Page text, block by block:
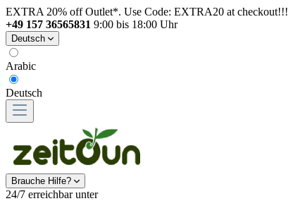
EXTRA 20% off Outlet*. Use Code: EXTRA20 at checkout!!!
+49 157 36565831 9:00 bis 18:00 Uhr
Deutsch
Arabic
Deutsch
Brauche Hilfe?
24/7 erreichbar unter